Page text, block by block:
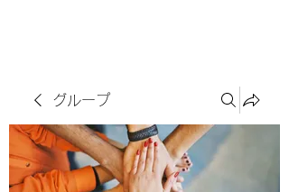
グループ